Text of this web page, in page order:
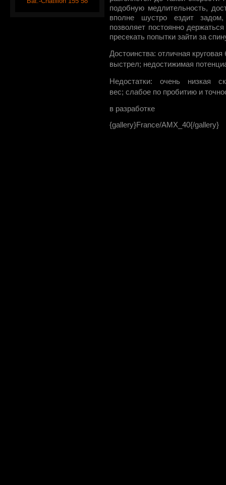
подобную медлительность,
вполне шустро ездит
позволяет постоянно
пресекать попытки зайти за
Достоинства: отличная
выстрел; недостижимая
Недостатки: очень низкая
вес; слабое по пробитию и
в разработке
{gallery}France/AMX_40{/gallery}